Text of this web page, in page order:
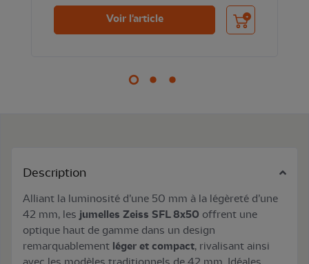
Voir l'article Ajouter au panier
Description
Alliant la luminosité d’une 50 mm à la légèreté d’une
42 mm, les jumelles Zeiss SFL 8x50 offrent une
optique haut de gamme dans un design
remarquablement léger et compact, rivalisant ainsi